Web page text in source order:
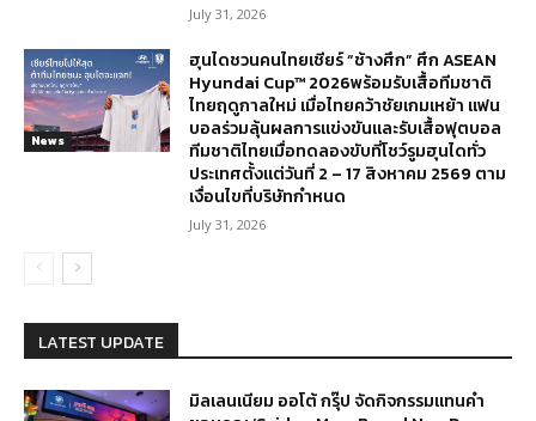
July 31, 2026
News
ฮุนไดชวนคนไทยเชียร์ “ช้างศึก” ศึก ASEAN
Hyundai Cup™ 2026พร้อมรับเสื้อทีมชาติ
ไทยฤดูกาลใหม่ เมื่อไทยคว้าชัยเกมเหย้า แฟน
บอลร่วมลุ้นผลการแข่งขันและรับเสื้อฟุตบอล
ทีมชาติไทยเมื่อทดลองขับที่โชว์รูมฮุนไดทั่ว
ประเทศตั้งแต่วันที่ 2 – 17 สิงหาคม 2569 ตาม
เงื่อนไขที่บริษัทกำหนด
July 31, 2026
LATEST UPDATE
มิลเลนเนียม ออโต้ กรุ๊ป จัดกิจกรรมแทนคำ